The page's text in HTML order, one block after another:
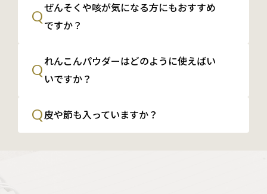
Qぜんそくや咳が気になる方にもおすすめ
ですか？
Qれんこんパウダーはどのように使えばい
いですか？
Q皮や節も入っていますか？